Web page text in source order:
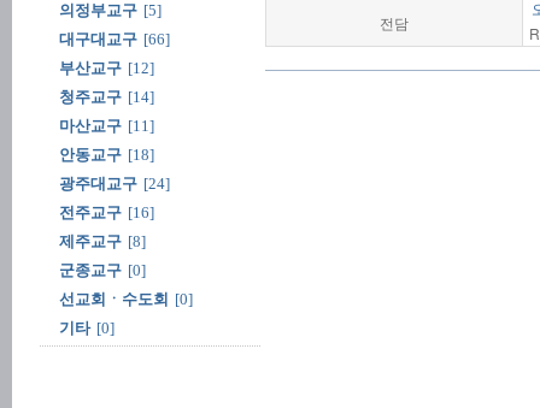
의정부교구 [5]
대구대교구 [66]
부산교구 [12]
청주교구 [14]
마산교구 [11]
안동교구 [18]
광주대교구 [24]
전주교구 [16]
제주교구 [8]
군종교구 [0]
선교회ㆍ수도회 [0]
기타 [0]
전담